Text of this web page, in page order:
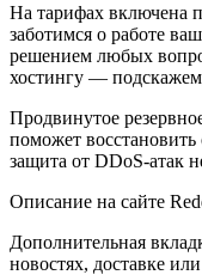
На тарифах включена
заботимся о работе
решением любых
хостингу —
Продвинутое
поможет
защита от DDoS-атак
Описание на сайте
Дополнительная
новостях, доставке